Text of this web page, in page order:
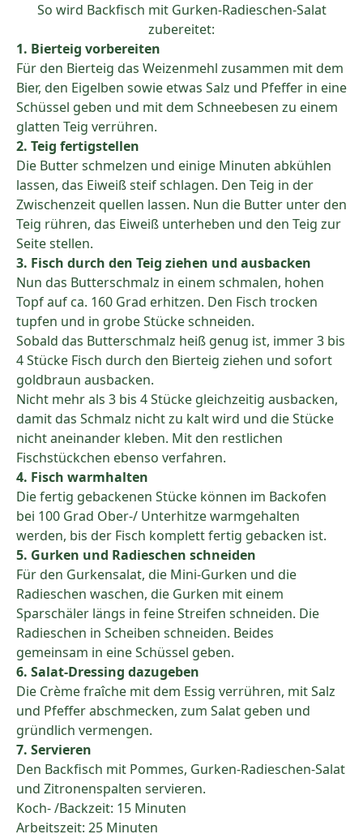
So wird Backfisch mit Gurken-Radieschen-Salat
zubereitet:
1. Bierteig vorbereiten
Für den Bierteig das Weizenmehl zusammen mit dem
Bier, den Eigelben sowie etwas Salz und Pfeffer in eine
Schüssel geben und mit dem Schneebesen zu einem
glatten Teig verrühren.
2. Teig fertigstellen
Die Butter schmelzen und einige Minuten abkühlen
lassen, das Eiweiß steif schlagen. Den Teig in der
Zwischenzeit quellen lassen. Nun die Butter unter den
Teig rühren, das Eiweiß unterheben und den Teig zur
Seite stellen.
3. Fisch durch den Teig ziehen und ausbacken
Nun das Butterschmalz in einem schmalen, hohen
Topf auf ca. 160 Grad erhitzen. Den Fisch trocken
tupfen und in grobe Stücke schneiden.
Sobald das Butterschmalz heiß genug ist, immer 3 bis
4 Stücke Fisch durch den Bierteig ziehen und sofort
goldbraun ausbacken.
Nicht mehr als 3 bis 4 Stücke gleichzeitig ausbacken,
damit das Schmalz nicht zu kalt wird und die Stücke
nicht aneinander kleben. Mit den restlichen
Fischstückchen ebenso verfahren.
4. Fisch warmhalten
Die fertig gebackenen Stücke können im Backofen
bei 100 Grad Ober-/ Unterhitze warmgehalten
werden, bis der Fisch komplett fertig gebacken ist.
5. Gurken und Radieschen schneiden
Für den Gurkensalat, die Mini-Gurken und die
Radieschen waschen, die Gurken mit einem
Sparschäler längs in feine Streifen schneiden. Die
Radieschen in Scheiben schneiden. Beides
gemeinsam in eine Schüssel geben.
6. Salat-Dressing dazugeben
Die Crème fraîche mit dem Essig verrühren, mit Salz
und Pfeffer abschmecken, zum Salat geben und
gründlich vermengen.
7. Servieren
Den Backfisch mit Pommes, Gurken-Radieschen-Salat
und Zitronenspalten servieren.
Koch- /Backzeit: 15 Minuten
Arbeitszeit: 25 Minuten